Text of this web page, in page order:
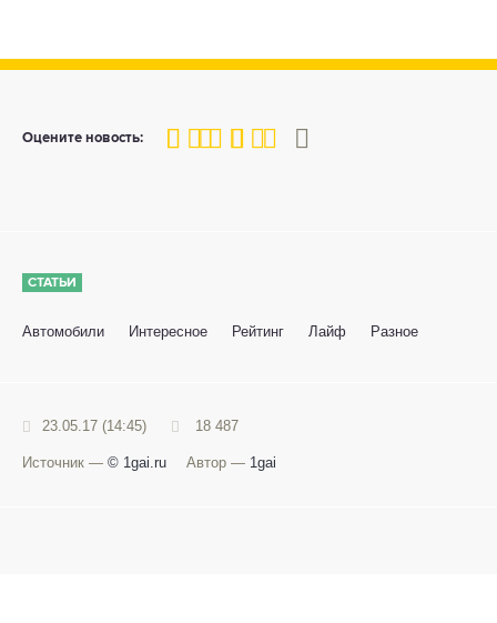
Оцените новость:
80
1 2 3 4 5
СТАТЬИ
Автомобили Интересное Рейтинг Лайф Разное
23.05.17 (14:45) 18 487
Источник — © 1gai.ru Автор — 1gai